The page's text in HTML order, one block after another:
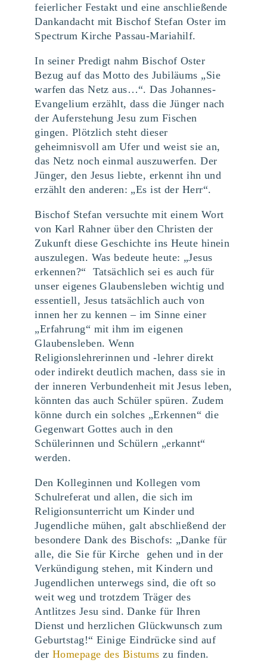
feierlicher Festakt und eine anschließende
Dankandacht mit Bischof Stefan Oster im
Spectrum Kirche Passau-Mariahilf.
In seiner Predigt nahm Bischof Oster
Bezug auf das Motto des Jubiläums „Sie
warfen das Netz aus…“. Das Johannes-
Evangelium erzählt, dass die Jünger nach
der Auferstehung Jesu zum Fischen
gingen. Plötzlich steht dieser
geheimnisvoll am Ufer und weist sie an,
das Netz noch einmal auszuwerfen. Der
Jünger, den Jesus liebte, erkennt ihn und
erzählt den anderen: „Es ist der Herr“.
Bischof Stefan versuchte mit einem Wort
von Karl Rahner über den Christen der
Zukunft diese Geschichte ins Heute hinein
auszulegen. Was bedeute heute: „Jesus
erkennen?“ Tatsächlich sei es auch für
unser eigenes Glaubensleben wichtig und
essentiell, Jesus tatsächlich auch von
innen her zu kennen – im Sinne einer
„Erfahrung“ mit ihm im eigenen
Glaubensleben. Wenn
Religionslehrerinnen und -lehrer direkt
oder indirekt deutlich machen, dass sie in
der inneren Verbundenheit mit Jesus leben,
könnten das auch Schüler spüren. Zudem
könne durch ein solches „Erkennen“ die
Gegenwart Gottes auch in den
Schülerinnen und Schülern „erkannt“
werden.
Den Kolleginnen und Kollegen vom
Schulreferat und allen, die sich im
Religionsunterricht um Kinder und
Jugendliche mühen, galt abschließend der
besondere Dank des Bischofs: „Danke für
alle, die Sie für Kirche gehen und in der
Verkündigung stehen, mit Kindern und
Jugendlichen unterwegs sind, die oft so
weit weg und trotzdem Träger des
Antlitzes Jesu sind. Danke für Ihren
Dienst und herzlichen Glückwunsch zum
Geburtstag!“ Einige Eindrücke sind auf
der Homepage des Bistums zu finden.